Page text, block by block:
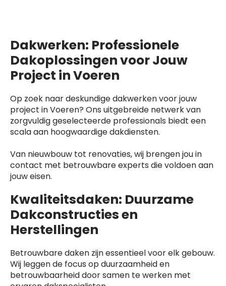
Dakwerken: Professionele
Dakoplossingen voor Jouw
Project in Voeren
Op zoek naar deskundige dakwerken voor jouw
project in Voeren? Ons uitgebreide netwerk van
zorgvuldig geselecteerde professionals biedt een
scala aan hoogwaardige dakdiensten.
Van nieuwbouw tot renovaties, wij brengen jou in
contact met betrouwbare experts die voldoen aan
jouw eisen.
Kwaliteitsdaken: Duurzame
Dakconstructies en
Herstellingen
Betrouwbare daken zijn essentieel voor elk gebouw.
Wij leggen de focus op duurzaamheid en
betrouwbaarheid door samen te werken met